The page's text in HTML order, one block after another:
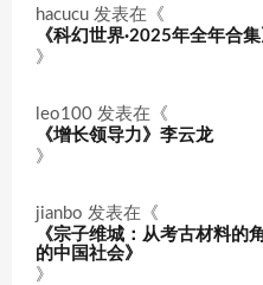
hacucu 发表在《
《科幻世界·2025年全年合集
》
leo100 发表在《
《增长领导力》李云龙
》
jianbo 发表在《
《宗子维城：从考古材料
的中国社会》
》